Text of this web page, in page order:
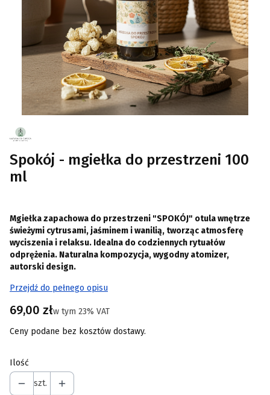
Spokój - mgiełka do przestrzeni 100
ml
Mgiełka zapachowa do przestrzeni "SPOKÓJ" otula wnętrze
świeżymi cytrusami, jaśminem i wanilią, tworząc atmosferę
wyciszenia i relaksu. Idealna do codziennych rytuałów
odprężenia. Naturalna kompozycja, wygodny atomizer,
autorski design.
Przejdź do pełnego opisu
Cena
69,00 złw tym 23% VAT
w tym 23% VAT
Ceny podane bez kosztów dostawy.
Ilość
szt.